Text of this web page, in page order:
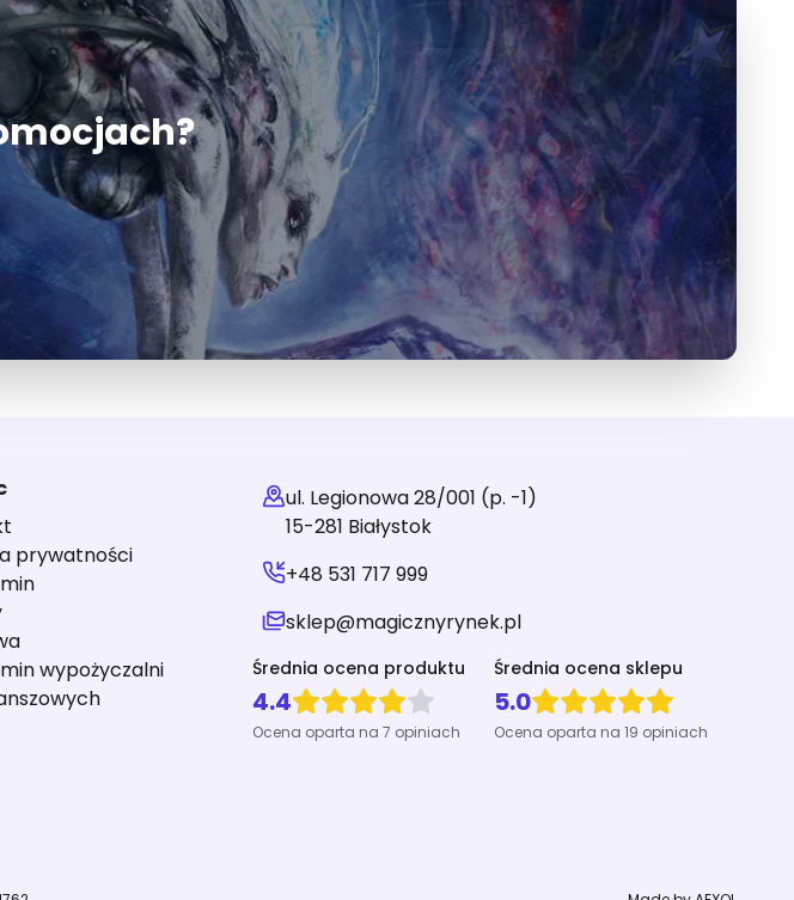
prywatności
wypożyczalni
ul. Legionowa 28/001 (p. -1)
15-281 Białystok
+48 531 717 999
sklep@magicznyrynek.pl
Średnia ocena produktu
4.4
Ocena oparta na 7 opiniach
Średnia ocena sklepu
5.0
Ocena oparta na 19 opiniach